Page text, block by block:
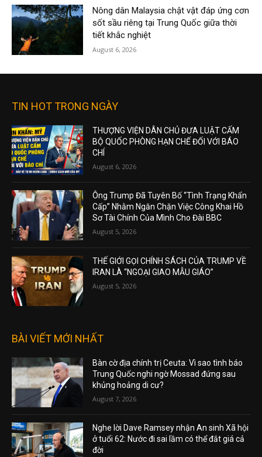
Nông dân Malaysia chật vật đáp ứng cơn
sốt sầu riêng tại Trung Quốc giữa thời
tiết khắc nghiệt
August 6, 2026
TIN HOT TRONG NGÀY
THƯỢNG VIỆN DÂN CHỦ ĐƯA LUẬT CẤM
BỘ QUỐC PHÒNG HẠN CHẾ ĐỐI VỚI BÁO
CHÍ
August 6, 2026
Ông Trump Đã Tuyên Bố “Tình Trạng Khẩn
Cấp” Nhằm Ngăn Chặn Việc Công Khai Hồ
Sơ Tài Chính Của Mình Cho Đài BBC
August 5, 2026
THẾ GIỚI GỌI CHÍNH SÁCH CỦA TRUMP VỀ
IRAN LÀ “NGOẠI GIAO MẪU GIÁO”
August 5, 2026
BÀI VIẾT MỚI NHẤT
Bàn cờ địa chính trị Ceuta: Vì sao tình báo
Trung Quốc nghi ngờ Mossad đứng sau
khủng hoảng di cư?
August 7, 2026
Nghe lời Dave Ramsey nhận An sinh Xã hội
ở tuổi 62: Nước đi sai lầm có thể đắt giá cả
đời